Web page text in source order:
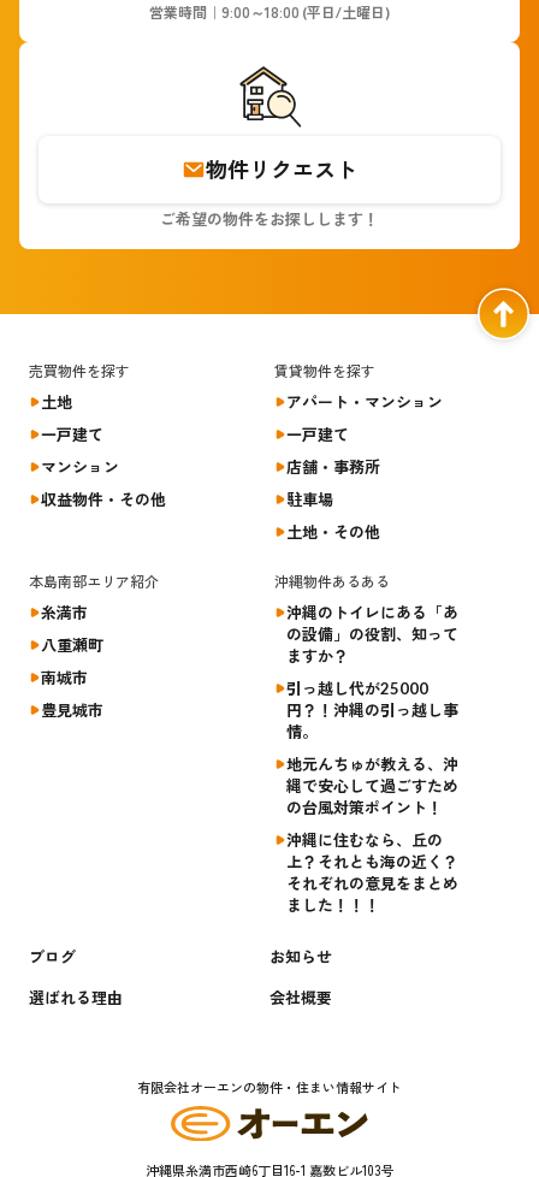
営業時間｜ 9:00～18:00 (平日/土曜日)
物件リクエスト
ご希望の物件をお探しします！
売買物件を探す
土地
一戸建て
マンション
収益物件・その他
賃貸物件を探す
アパート・ マンション
一戸建て
店舗・事務所
駐車場
土地・その他
本島南部エリア紹介
糸満市
八重瀬町
南城市
豊見城市
沖縄物件あるある
沖縄のトイレにある「あ
の設備」の役割、知って
ますか？
引っ越し代が25000
円？！沖縄の引っ越し事
情。
地元んちゅが教える、沖
縄で安心して過ごすため
の台風対策ポイント！
沖縄に住むなら、丘の
上？それとも海の近く？
それぞれの意見をまとめ
ました！！！
ブログ お知らせ
選ばれる理由 会社概要
有限会社オーエンの物件・住まい情報サイト
沖縄県糸満市西崎6丁目16-1 嘉数ビル103号